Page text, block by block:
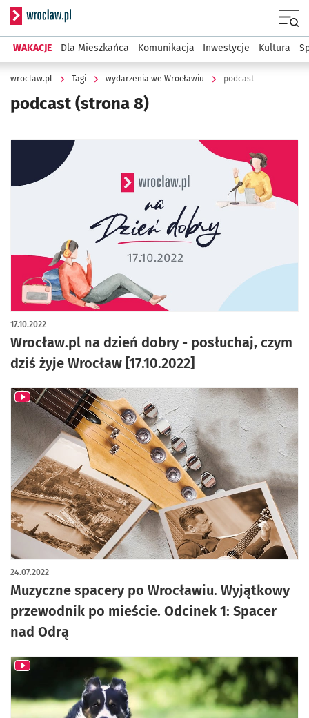
Serwis informacyjny wroclaw.pl
WAKACJE Dla Mieszkańca Komunikacja Inwestycje Kultura
wroclaw.pl Tagi wydarzenia we Wrocławiu podcast
podcast(strona 8)
Wrocław.pl na dzień dobry - posłuchaj, czym
dziś żyje Wrocław [17.10.2022]
17.10.2022
Muzyczne spacery po Wrocławiu. Wyjątkowy
przewodnik po mieście. Odcinek 1: Spacer
nad Odrą
24.07.2022